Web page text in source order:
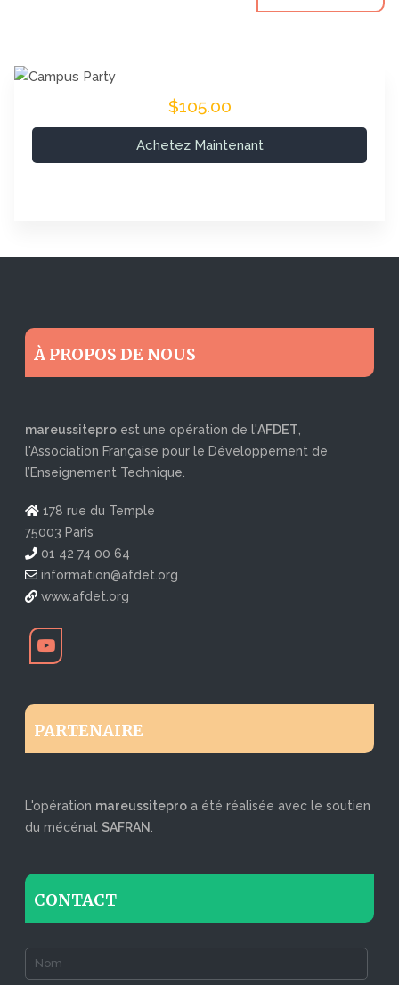
$105.00
Achetez Maintenant
À PROPOS DE NOUS
mareussitepro est une opération de l'AFDET
l'Association Française pour le Développement de
l’Enseignement Technique.
178 rue du Temple
75003 Paris
01 42 74 00 64
information@afdet.org
www.afdet.org
PARTENAIRE
L'opération mareussitepro a été réalisée avec le soutien
du mécénatSAFRAN
CONTACT